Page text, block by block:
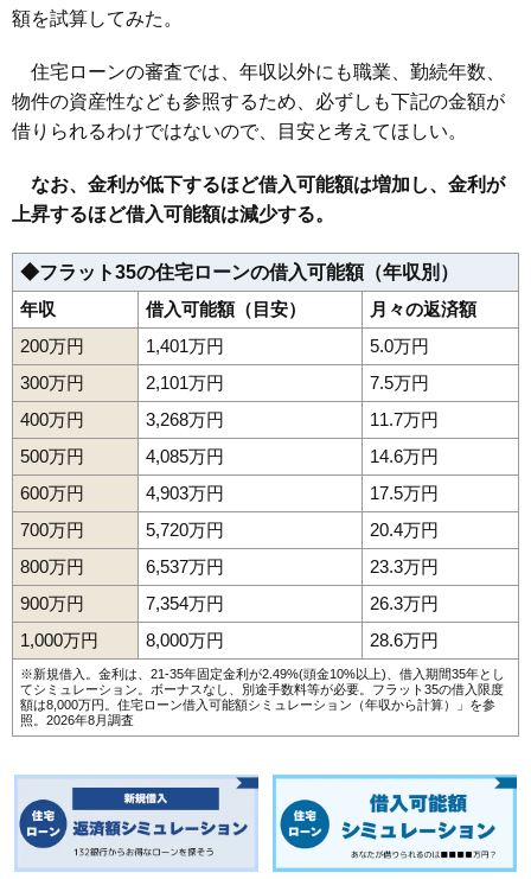
額を試算してみた。
住宅ローンの審査では、年収以外にも職業、勤続年数、
物件の資産性なども参照するため、必ずしも下記の金額が
借りられるわけではないので、目安と考えてほしい。
なお、金利が低下するほど借入可能額は増加し、金利が
上昇するほど借入可能額は減少する。
◆フラット35の住宅ローンの借入可能額（年収別）
年収
借入可能額（目安）
月々の返済額
200万円
1,401万円
5.0万円
300万円
2,101万円
7.5万円
400万円
3,268万円
11.7万円
500万円
4,085万円
14.6万円
600万円
4,903万円
17.5万円
700万円
5,720万円
20.4万円
800万円
6,537万円
23.3万円
900万円
7,354万円
26.3万円
1,000万円
8,000万円 28.6万円
※新規借入。金利は、21-35年固定金利が2.49%(頭金10%以上)、借入期間35年とし
てシミュレーション。ボーナスなし、別途手数料等が必要。フラット35の借入限度
額は8,000万円。 住宅ローン借入可能額シミュレーション（年収から計算）
」を参
照。2026年8月調査